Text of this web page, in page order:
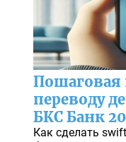
Пошаговая
переводу
БКС Банк
Как сделать